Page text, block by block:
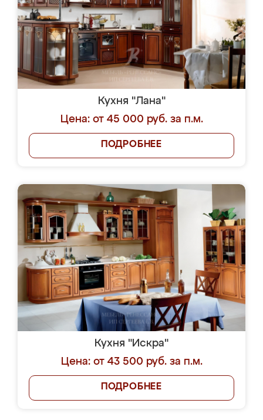
Кухня "Лана"
Цена: от 45 000 руб. за п.м.
ПОДРОБНЕЕ
Кухня "Искра"
Цена: от 43 500 руб. за п.м.
ПОДРОБНЕЕ